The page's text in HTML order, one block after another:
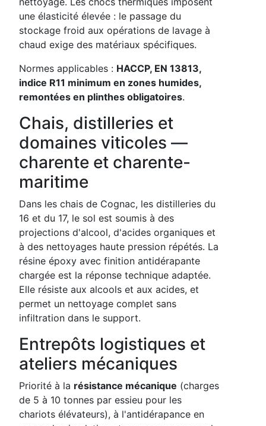
une élasticité élevée : le passage du
stockage froid aux opérations de lavage à
chaud exige des matériaux spécifiques.
Normes applicables : HACCP, EN 13813,
indice R11 minimum en zones humides,
remontées en plinthes obligatoires.
Chais, distilleries et
domaines viticoles —
charente et charente-
maritime
Dans les chais de Cognac, les distilleries du
16 et du 17, le sol est soumis à des
projections d'alcool, d'acides organiques et
à des nettoyages haute pression répétés. La
résine époxy avec finition antidérapante
chargée est la réponse technique adaptée.
Elle résiste aux alcools et aux acides, et
permet un nettoyage complet sans
infiltration dans le support.
Entrepôts logistiques et
ateliers mécaniques
Priorité à la résistance mécanique (charges
de 5 à 10 tonnes par essieu pour les
chariots élévateurs), à l'antidérapance en